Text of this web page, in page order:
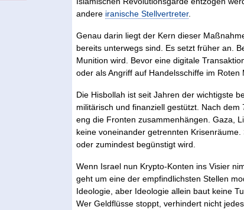
andere iranische Stellvertreter.
Genau darin liegt der Kern dieser
bereits unterwegs sind. Es setzt früher an.
Munition wird. Bevor eine digitale
oder als Angriff auf Handelsschiffe im Roten
Die Hisbollah ist seit Jahren der wichtigste
militärisch und finanziell gestützt. Nach
eng die Fronten zusammenhängen. Gaza,
keine voneinander getrennten
oder zumindest begünstigt wird.
Wenn Israel nun Krypto-Konten ins Visier
geht um eine der empfindlichsten Stellen
Ideologie, aber Ideologie allein baut keine
Wer Geldflüsse stoppt, verhindert nicht